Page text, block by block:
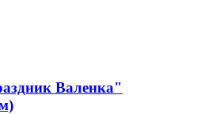
Валенка"